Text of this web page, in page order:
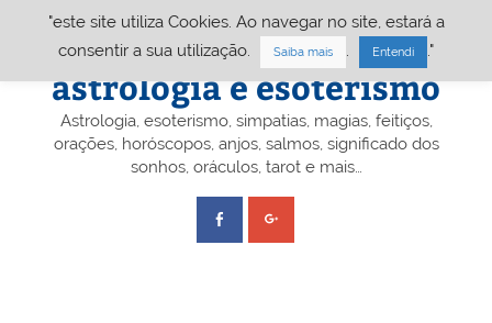
Portal A&E – Portal
astrologia e esoterismo
Astrologia, esoterismo, simpatias, magias, feitiços,
orações, horóscopos, anjos, salmos, significado dos
sonhos, oráculos, tarot e mais…
"este site utiliza Cookies. Ao navegar no site, estará a
consentir a sua utilização.
Saiba mais Entendi ."